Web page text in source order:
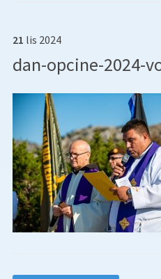
21 lis 2024
dan-opcine-2024-